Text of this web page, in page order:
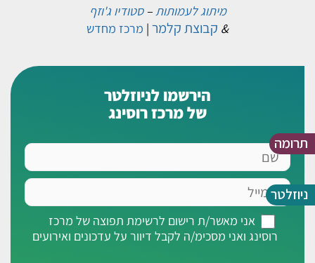
תרומה
ניוזלטר
מיתוג לעמותות–סטודיו ג'וזף
& קבוצת קלמר | מרכז מחדש
הירשמו לניוזלטר
של מרכז רוסינג
שם
אימייל
מאשר/ת
אני מאשר/ת רישום לרשימת תפוצה של מרכז
רוסינג ואני מסכימ/ה לקבל דיוור על עדכונים ואירועים